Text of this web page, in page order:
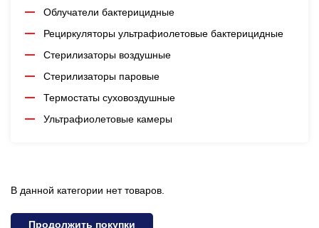
Облучатели бактерицидные
Рециркуляторы ультрафиолетовые бактерицидные
Стерилизаторы воздушные
Стерилизаторы паровые
Термостаты суховоздушные
Ультрафиолетовые камеры
В данной категории нет товаров.
Продолжить покупки